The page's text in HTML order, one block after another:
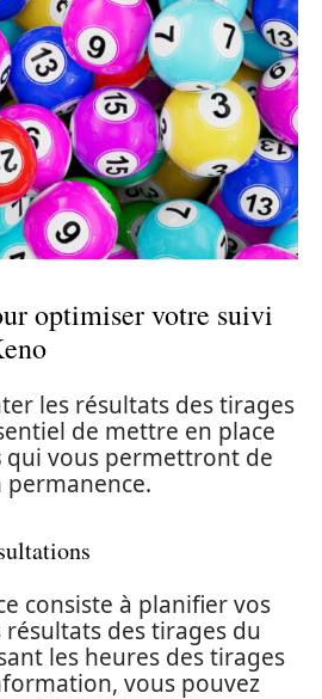
optimiser votre suivi
les résultats des tirages
de mettre en place
qui vous permettront de
consiste à planifier vos
des tirages du
les heures des tirages
vous pouvez